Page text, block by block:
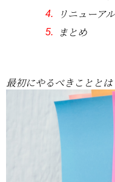
リニューア
まとめ
最初にやるべきこととは